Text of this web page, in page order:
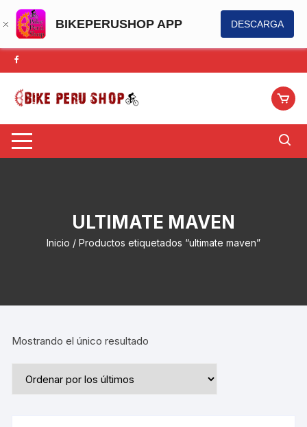
BIKEPERUSHOP APP DESCARGA
Saltar
al
contenido
ULTIMATE MAVEN
Inicio / Productos etiquetados “ultimate maven”
Mostrando el único resultado